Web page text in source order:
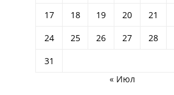
17
18 19 20 21
24
25 26 27 28
31
« Июл